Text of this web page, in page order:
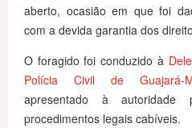
aberto, ocasião em que foi
com a devida garantia dos
O foragido foi conduzido à
Polícia Civil de Guajará-
apresentado à autoridade
procedimentos legais cabíveis.